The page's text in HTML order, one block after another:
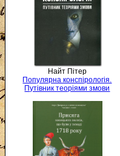
Найт Пітер
Популярна конспірологія.
Путівник теоріями змови